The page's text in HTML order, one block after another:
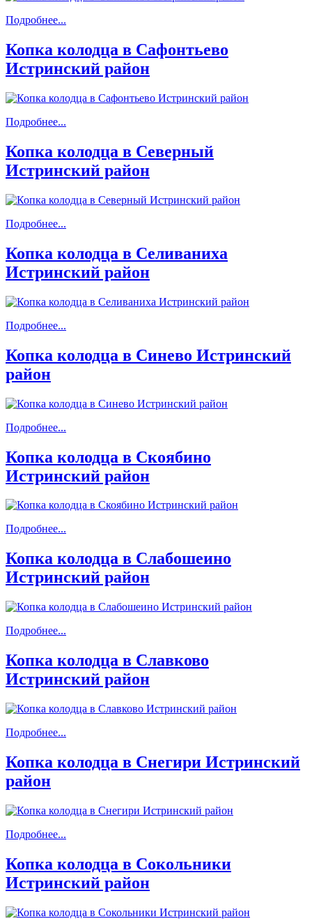
Подробнее...
Копка колодца в Сафонтьево
Истринский район
Подробнее...
Копка колодца в Северный
Истринский район
Подробнее...
Копка колодца в Селиваниха
Истринский район
Подробнее...
Копка колодца в Синево Истринский
район
Подробнее...
Копка колодца в Скоябино
Истринский район
Подробнее...
Копка колодца в Слабошеино
Истринский район
Подробнее...
Копка колодца в Славково
Истринский район
Подробнее...
Копка колодца в Снегири Истринский
район
Подробнее...
Копка колодца в Сокольники
Истринский район